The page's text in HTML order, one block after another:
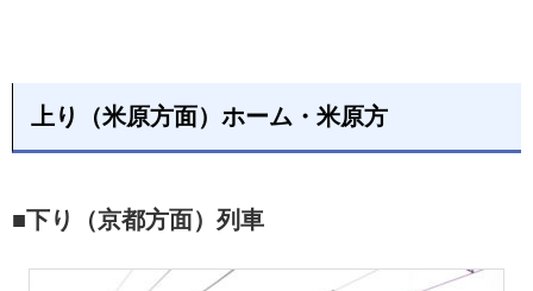
上り（米原方面）ホーム・米原方
■下り（京都方面）列車